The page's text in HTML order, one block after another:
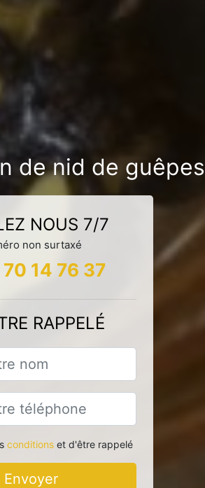
de nid de
NOUS 7/7
non surtaxé
14 76 37
RAPPELÉ
conditionset d'être rappelé
Envoyer